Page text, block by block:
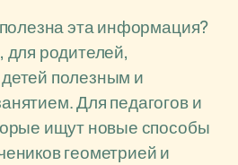
эта информация?
родителей,
полезным и
Для педагогов и
ищут новые способы
геометрией и